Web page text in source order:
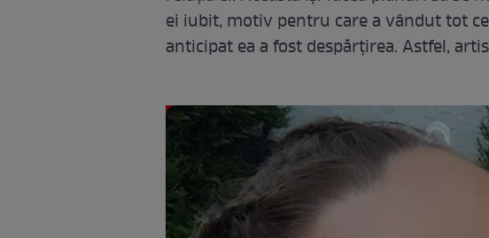
ei iubit, motiv pentru care a vândut tot
anticipat ea a fost despărțirea. Astfel,